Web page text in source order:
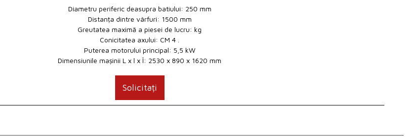
Diametru periferic deasupra batiului: 250 mm
Distanța dintre vârfuri: 1500 mm
Greutatea maximă a piesei de lucru: kg
Conicitatea axului: CM 4 .
Puterea motorului principal: 5,5 kW
Dimensiunile mașinii L x l x Î: 2530 x 890 x 1620 mm
Solicitați